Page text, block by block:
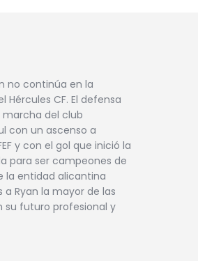
no continúa en la
Hércules CF. El defensa
marcha del club
con un ascenso a
y con el gol que inició la
para ser campeones de
la entidad alicantina
a Ryan la mayor de las
su futuro profesional y